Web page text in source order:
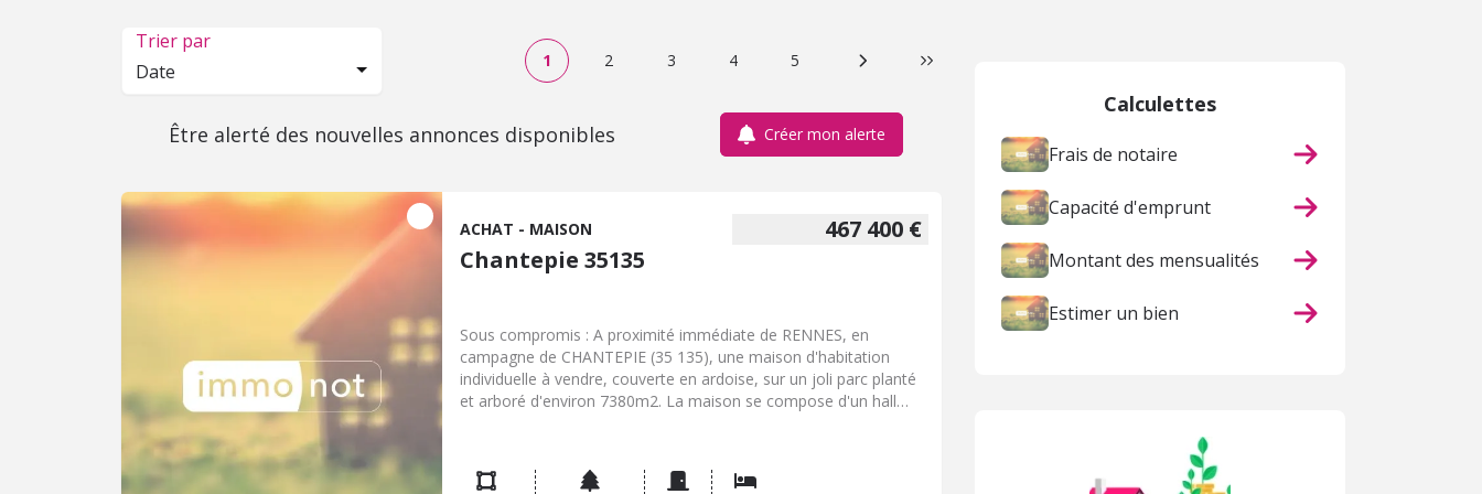
Trier par
Date
1 2 3 4 5 Page suivanteDernière page
Être alerté des nouvelles annonces disponibles Créer mon alerte
467 400 €
ACHAT - MAISON
Chantepie 35135
Sous compromis : A proximité immédiate de RENNES, en
campagne de CHANTEPIE (35 135), une maison d'habitation
individuelle à vendre, couverte en ardoise, sur un joli parc planté
et arboré d'environ 7380m2. La maison se compose d'un hall
équipée (et office) ouvrant sur une véranda orientée Sud et
Ouest. A l'étage: palier-dégagement, trois chambres (une sur
Calculettes
Frais de notaire
Capacité d'emprunt
Montant des mensualités
Estimer un bien